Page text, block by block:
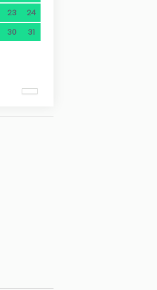
23
24
30 31